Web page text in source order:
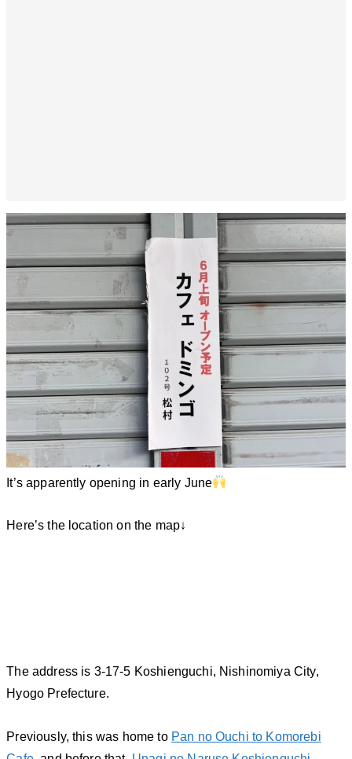
It’s apparently opening in early June
Here’s the location on the map↓
The address is 3-17-5 Koshienguchi, Nishinomiya City,
Hyogo Prefecture.
Previously, this was home to Pan no Ouchi to Komorebi